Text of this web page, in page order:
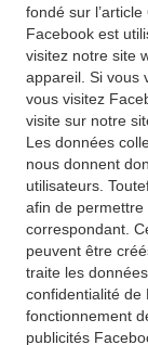
fondé sur
Facebook est
visitez notre site
appareil. Si vous
vous visitez
visite sur notre
Les données
nous donnent
utilisateurs.
afin de permettre
correspondant.
peuvent être
traite les
confidentialité de
fonctionnement
publicités